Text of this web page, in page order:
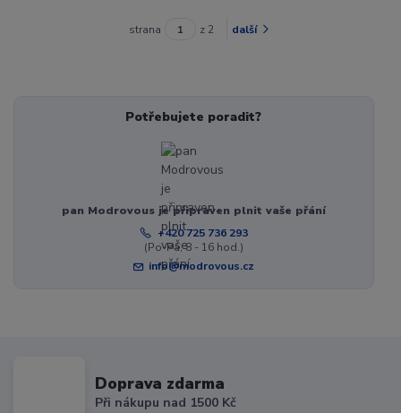
strana z 2 další
Potřebujete poradit?
pan Modrovous je připraven plnit vaše přání
+420 725 736 293
(Po-Pá, 8 - 16 hod.)
info@modrovous.cz
Doprava zdarma
Při nákupu nad 1500 Kč